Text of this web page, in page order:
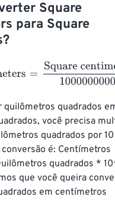
Square
para Square
Square centimeters
quilômetros quadrados
você precisa
quadrados por
é: Centímetros
quadrados *
que você queira
em centímetros